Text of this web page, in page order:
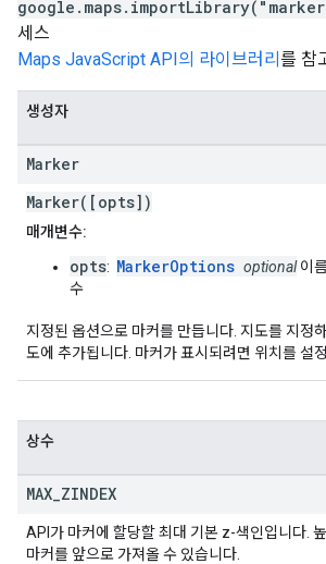
세스
Maps JavaScript API의 라이브러리 를 참
생성자
Marker
Marker([opts])
매개변수:
opts: MarkerOptions optional이
수
지정된 옵션으로 마커를 만듭니다. 지도를 지정
도에 추가됩니다. 마커가 표시되려면 위치를 설
상수
MAX ZINDEX
API가 마커에 할당할 최대 기본 z-색인입니다.
마커를 앞으로 가져올 수 있습니다.